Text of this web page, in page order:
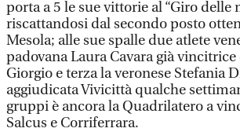
porta a 5 le sue vittorie al “Giro delle
riscattandosi dal secondo posto
Mesola; alle sue spalle due atlete
padovana Laura Cavara già vincitrice
Giorgio e terza la veronese Stefania
aggiudicata Vivicittà qualche
gruppi è ancora la Quadrilatero a
Salcus e Corriferrara.